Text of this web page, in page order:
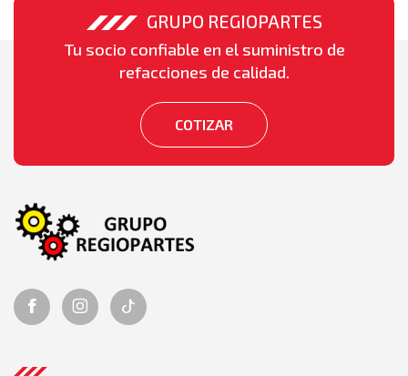
GRUPO REGIOPARTES
Tu socio confiable en el suministro de
refacciones de calidad.
COTIZAR